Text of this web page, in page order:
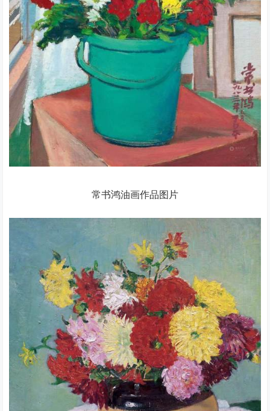
常书鸿油画作品图片